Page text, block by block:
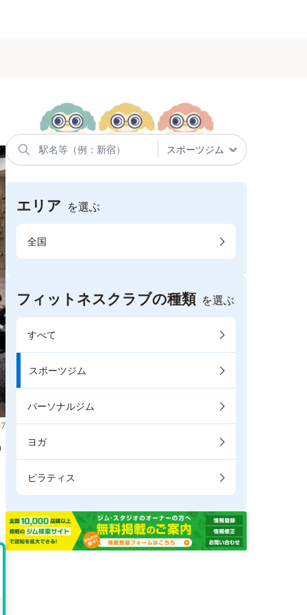
エリア を選ぶ
全国
フィットネスクラブの種類 を選ぶ
すべて
スポーツジム
パーソナルジム
ヨガ
ピラティス